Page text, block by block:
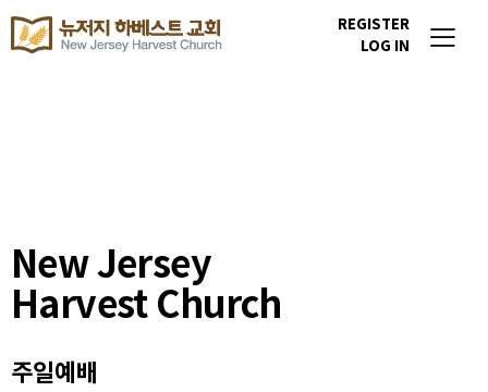
REGISTER
LOG IN
New Jersey
Harvest Church
주일예배